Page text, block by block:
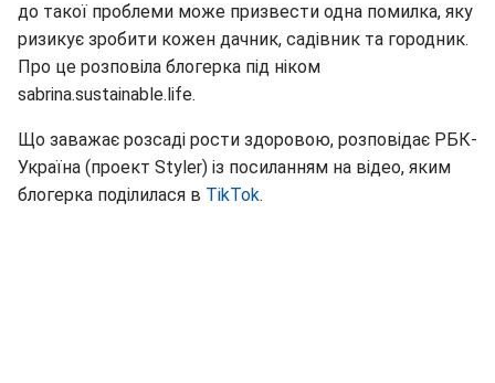
до такої проблеми може призвести одна помилка, яку
ризикує зробити кожен дачник, садівник та городник.
Про це розповіла блогерка під ніком
sabrina.sustainable.life.
Що заважає розсаді рости здоровою, розповідає РБК-
Україна (проект Styler) із посиланням на відео, яким
блогерка поділилася в TikTok.